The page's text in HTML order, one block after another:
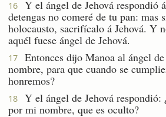
16
Y el ángel de Jehová respondió
detengas no comeré de tu pan: mas
holocausto, sacrifícalo á Jehová. Y
aquél fuese ángel de Jehová.
17
Entonces dijo Manoa al ángel
nombre, para que cuando se
honremos?
18
Y el ángel de Jehová respondió:
por mi nombre, que es oculto?